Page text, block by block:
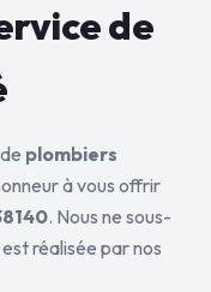
de
plombiers
à vous offrir
. Nous ne sous-
réalisée par nos